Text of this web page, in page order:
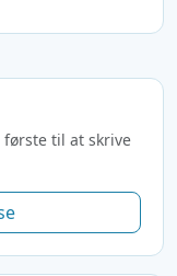
til at skrive